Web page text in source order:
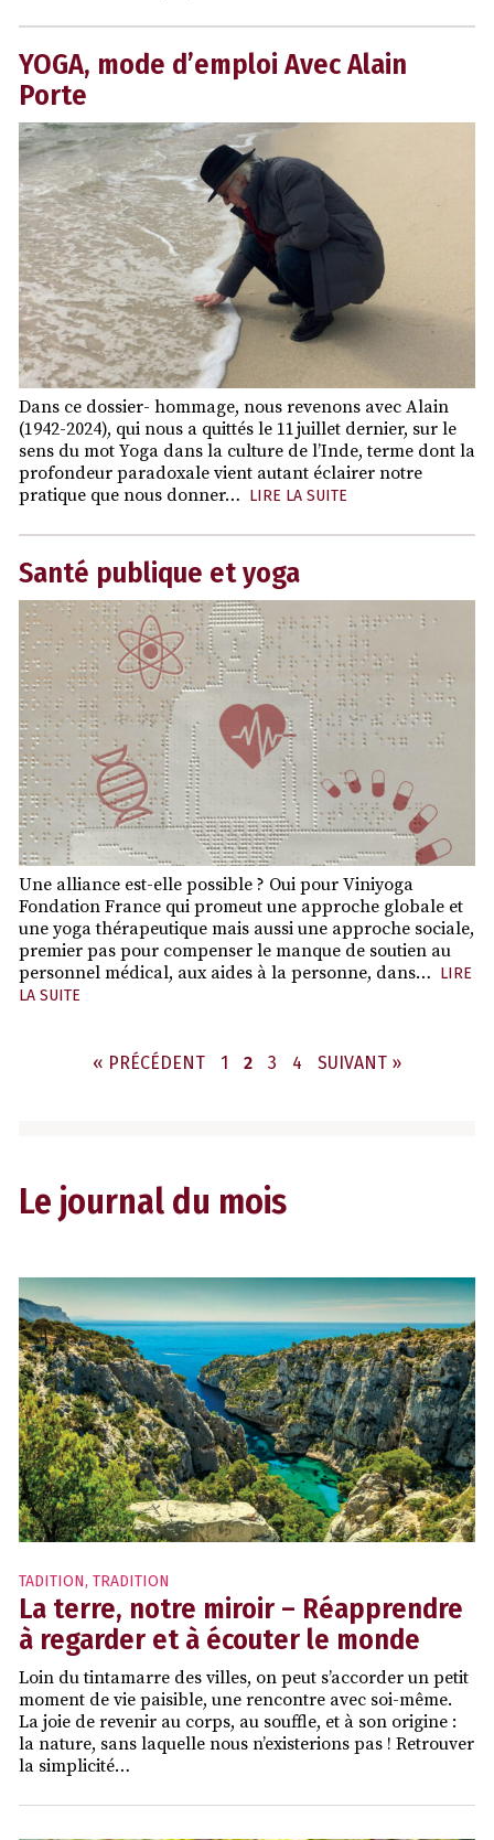
YOGA, mode d’emploi Avec Alain
Porte
Dans ce dossier- hommage, nous revenons avec Alain
(1942-2024), qui nous a quittés le 11 juillet dernier, sur le
sens du mot Yoga dans la culture de l’Inde, terme dont la
profondeur paradoxale vient autant éclairer notre
pratique que nous donner… LIRE LA SUITE
Santé publique et yoga
Une alliance est-elle possible ? Oui pour Viniyoga
Fondation France qui promeut une approche globale et
une yoga thérapeutique mais aussi une approche sociale,
premier pas pour compenser le manque de soutien au
personnel médical, aux aides à la personne, dans… LIRE
LA SUITE
« PRÉCÉDENT PAGE
1 PAGE
2 PAGE
3 PAGE
4 SUIVANT »
Le journal du mois
TADITION, TRADITION
La terre, notre miroir – Réapprendre
à regarder et à écouter le monde
Loin du tintamarre des villes, on peut s’accorder un petit
moment de vie paisible, une rencontre avec soi-même.
La joie de revenir au corps, au souffle, et à son origine :
la nature, sans laquelle nous n’existerions pas ! Retrouver
la simplicité…